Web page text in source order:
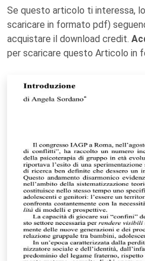
Se questo articolo ti interessa,
scaricare in formato pdf)
acquistare il download credit.
per scaricare questo Articolo in